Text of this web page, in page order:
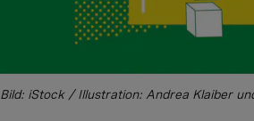
Bild: iStock / Illustration: Andrea Klaiber